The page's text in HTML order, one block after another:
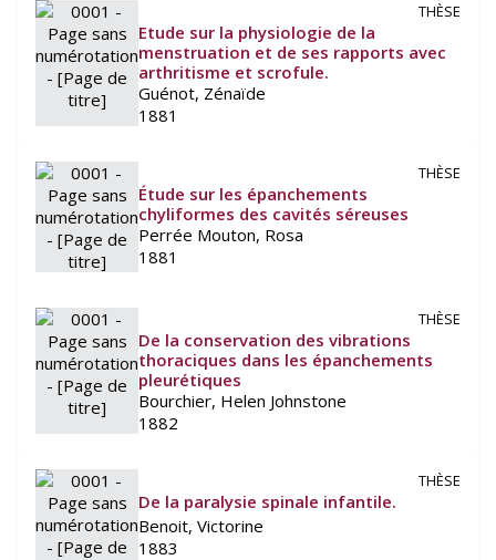
THÈSE
Etude sur la physiologie de la
menstruation et de ses rapports avec
arthritisme et scrofule.
Guénot, Zénaïde
1881
THÈSE
Étude sur les épanchements
chyliformes des cavités séreuses
Perrée Mouton, Rosa
1881
THÈSE
De la conservation des vibrations
thoraciques dans les épanchements
pleurétiques
Bourchier, Helen Johnstone
1882
THÈSE
De la paralysie spinale infantile.
Benoit, Victorine
1883